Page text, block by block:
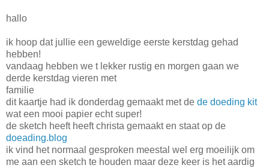
hallo
ik hoop dat jullie een geweldige eerste kerstdag gehad
hebben!
vandaag hebben we t lekker rustig en morgen gaan we
derde kerstdag vieren met
familie
dit kaartje had ik donderdag gemaakt met de de doeding kit
wat een mooi papier echt super!
de sketch heeft heeft christa gemaakt en staat op de
doeading.blog
ik vind het normaal gesproken meestal wel erg moeilijk om
me aan een sketch te houden maar deze keer is het aardig